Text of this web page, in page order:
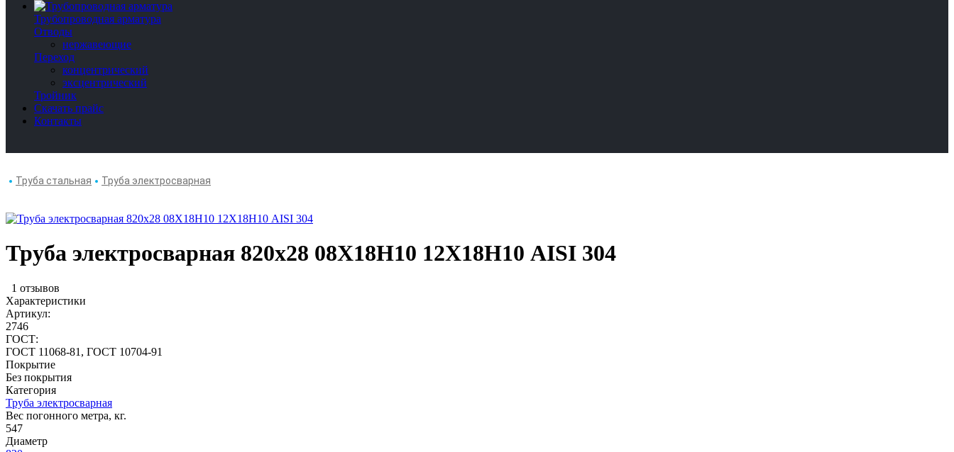
Трубопроводная арматура
Отводы
нержавеющие
Переход
концентрический
эксцентрический
Тройник
Скачать прайс
Контакты
Труба стальная Труба электросварная
Труба электросварная 820х28 08Х18Н10 12Х18Н10 AISI 304
1 отзывов
Характеристики
Артикул:
2746
ГОСТ:
ГОСТ 11068-81, ГОСТ 10704-91
Покрытие
Без покрытия
Категория
Труба электросварная
Вес погонного метра, кг.
547
Диаметр